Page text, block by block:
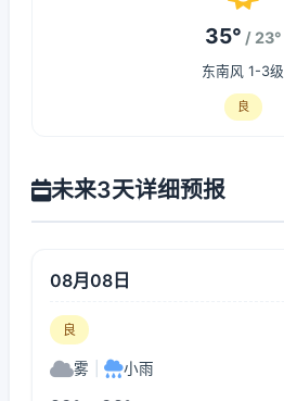
35° / 23°
东南风 1-3级
良
未来3天详细预报
08月08日
良
雾 小雨